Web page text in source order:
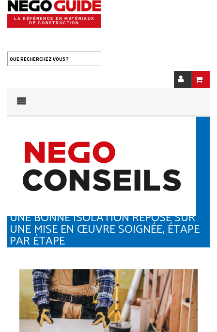
LA RÉFÉRENCE EN MATÉRIAUX
DE CONSTRUCTION
QUE RECHERCHEZ VOUS ?
UNE BONNE ISOLATION REPOSE SUR
UNE MISE EN ŒUVRE SOIGNÉE, ÉTAPE
PAR ÉTAPE